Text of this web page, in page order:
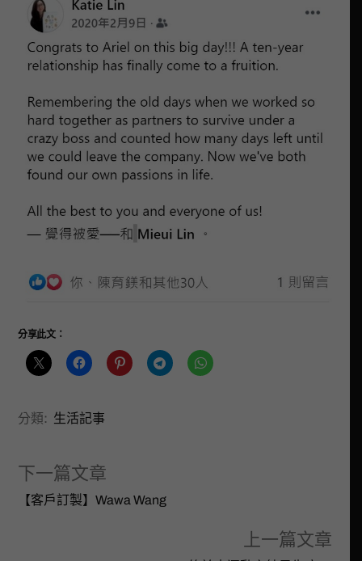
分享此文：
分類: 生活記事
下一篇文章
【客戶訂製】Wawa Wang
上一篇文章